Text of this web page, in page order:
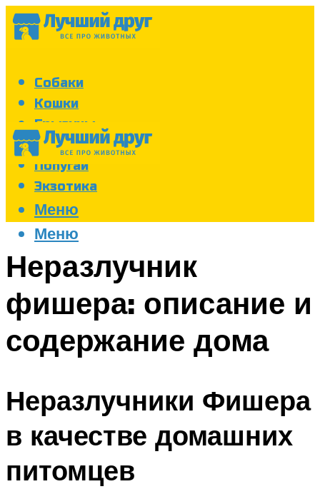
Собаки
Кошки
Грызуны
Аквариум
Попугаи
Экзотика
Меню
Меню
Неразлучник
фишера: описание и
содержание дома
Неразлучники Фишера
в качестве домашних
питомцев